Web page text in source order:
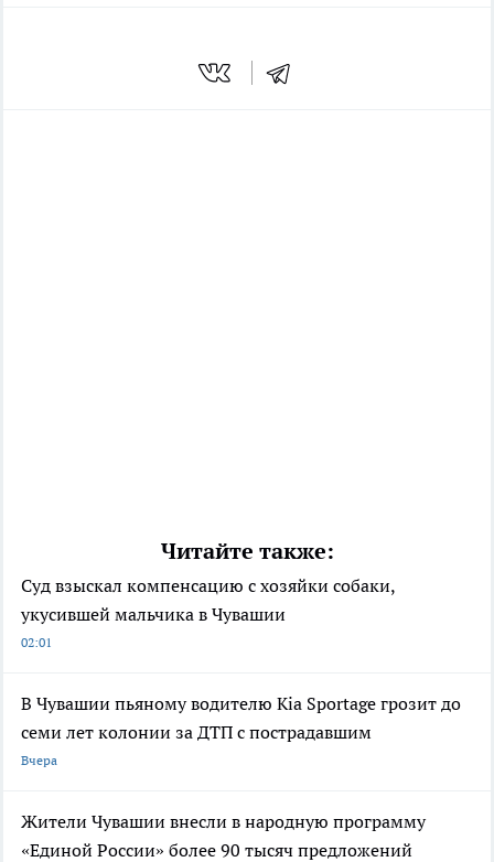
Читайте также:
Суд взыскал компенсацию с хозяйки собаки,
укусившей мальчика в Чувашии
02:01
В Чувашии пьяному водителю Kia Sportage грозит до
семи лет колонии за ДТП с пострадавшим
Вчера
Жители Чувашии внесли в народную программу
«Единой России» более 90 тысяч предложений